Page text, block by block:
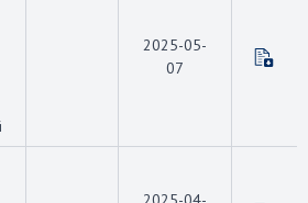
2025-05-
07